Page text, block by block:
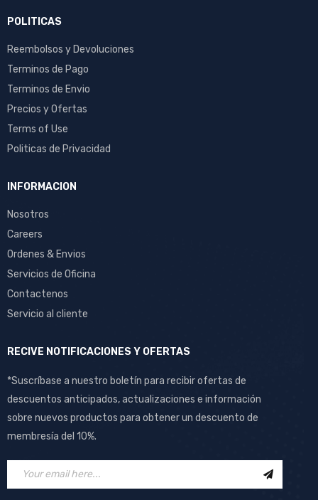
POLITICAS
Reembolsos y Devoluciones
Terminos de Pago
Terminos de Envio
Precios y Ofertas
Terms of Use
Politicas de Privacidad
INFORMACION
Nosotros
Careers
Ordenes & Envios
Servicios de Oficina
Contactenos
Servicio al cliente
RECIVE NOTIFICACIONES Y OFERTAS
*Suscríbase a nuestro boletín para recibir ofertas de
descuentos anticipados, actualizaciones e información
sobre nuevos productos para obtener un descuento de
membresía del 10%.